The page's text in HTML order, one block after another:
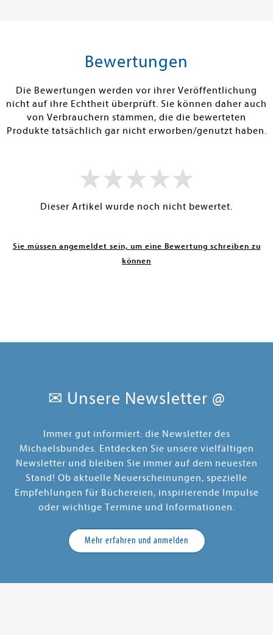
Warenkorb
Bewertungen
Die Bewertungen werden vor ihrer Veröffentlichung
nicht auf ihre Echtheit überprüft. Sie können daher auch
von Verbrauchern stammen, die die bewerteten
Produkte tatsächlich gar nicht erworben/genutzt haben.
Dieser Artikel wurde noch nicht bewertet.
Sie müssen angemeldet sein, um eine Bewertung schreiben zu
können
✉ Unsere Newsletter @
Immer gut informiert: die Newsletter des
Michaelsbundes. Entdecken Sie unsere vielfältigen
Newsletter und bleiben Sie immer auf dem neuesten
Stand! Ob aktuelle Neuerscheinungen, spezielle
Empfehlungen für Büchereien, inspirierende Impulse
oder wichtige Termine und Informationen.
Mehr erfahren und anmelden